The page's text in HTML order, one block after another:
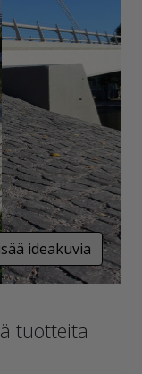
ideakuvia
tuotteita